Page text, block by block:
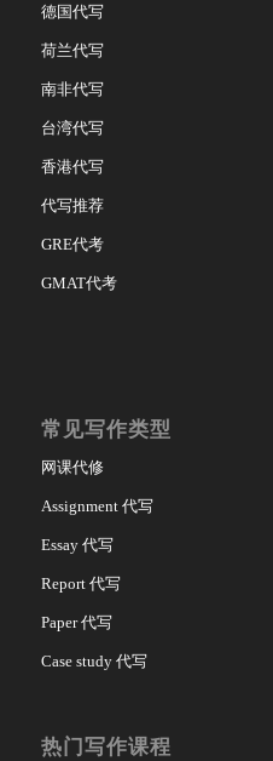
德国代写
荷兰代写
南非代写
台湾代写
香港代写
代写推荐
GRE代考
GMAT代考
常见写作类型
网课代修
Assignment 代写
Essay 代写
Report 代写
Paper 代写
Case study 代写
热门写作课程